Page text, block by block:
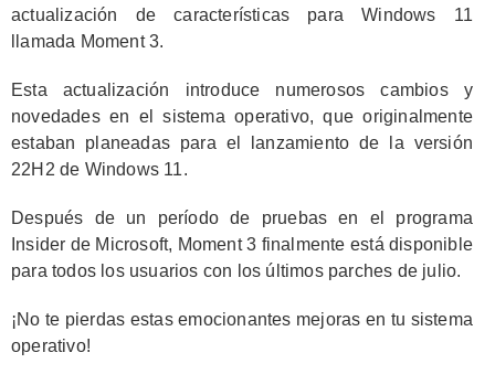
actualización de características para Windows 11
llamada Moment 3.
Esta actualización introduce numerosos cambios y
novedades en el sistema operativo, que originalmente
estaban planeadas para el lanzamiento de la versión
22H2 de Windows 11.
Después de un período de pruebas en el programa
Insider de Microsoft, Moment 3 finalmente está disponible
para todos los usuarios con los últimos parches de julio.
¡No te pierdas estas emocionantes mejoras en tu sistema
operativo!